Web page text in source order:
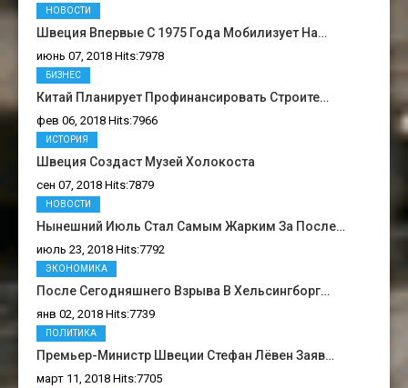
Швеция Впервые С 1975 Года Мобилизует На…
июнь 07, 2018 Hits:7978
НОВОСТИ
Китай Планирует Профинансировать Строите…
фев 06, 2018 Hits:7966
БИЗНЕС
Швеция Создаст Музей Холокоста
сен 07, 2018 Hits:7879
ИСТОРИЯ
Нынешний Июль Стал Самым Жарким За После…
июль 23, 2018 Hits:7792
НОВОСТИ
После Сегодняшнего Взрыва В Хельсингборг…
янв 02, 2018 Hits:7739
ЭКОНОМИКА
Премьер-Министр Швеции Стефан Лёвен Заяв…
март 11, 2018 Hits:7705
ПОЛИТИКА